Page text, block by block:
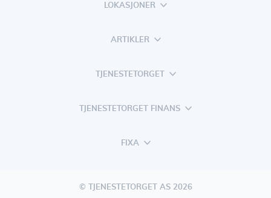
LOKASJONER
ARTIKLER
TJENESTETORGET
TJENESTETORGET FINANS
FIXA
© TJENESTETORGET AS 2026